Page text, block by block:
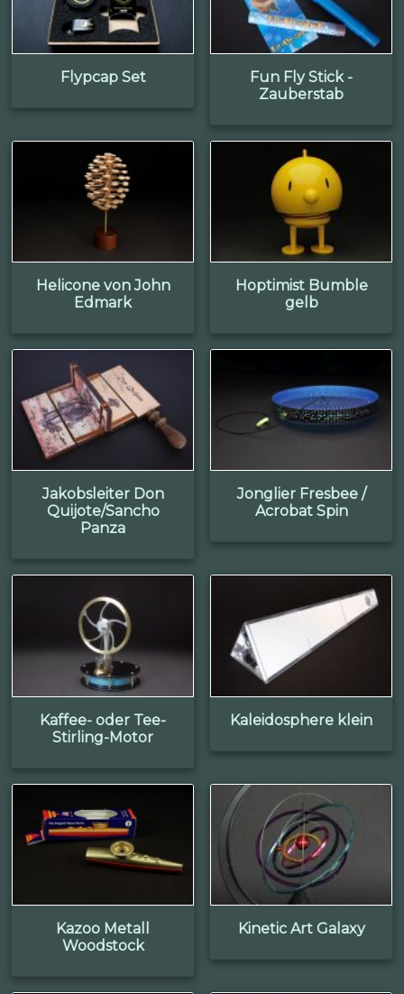
Flypcap Set
Fun Fly Stick -
Zauberstab
Helicone von John
Edmark
Hoptimist Bumble
gelb
Jakobsleiter Don
Quijote/Sancho
Panza
Jonglier Fresbee /
Acrobat Spin
Kaffee- oder Tee-
Stirling-Motor
Kaleidosphere klein
Kazoo Metall
Woodstock
Kinetic Art Galaxy